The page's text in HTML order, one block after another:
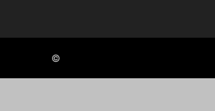
©